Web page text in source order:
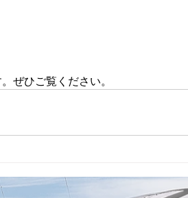
ぜひご覧ください。